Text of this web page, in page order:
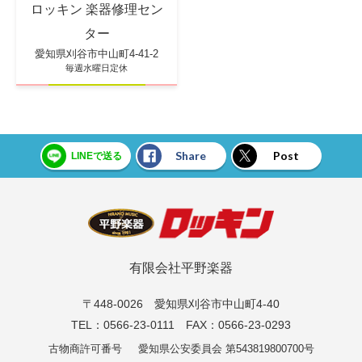
ロッキン 楽器修理セン
ター
愛知県刈谷市中山町4-41-2
毎週水曜日定休
LINEで送る Share Post
有限会社平野楽器
〒448-0026 愛知県刈谷市中山町4-40
TEL：0566-23-0111 FAX：0566-23-0293
古物商許可番号 愛知県公安委員会 第543819800700号